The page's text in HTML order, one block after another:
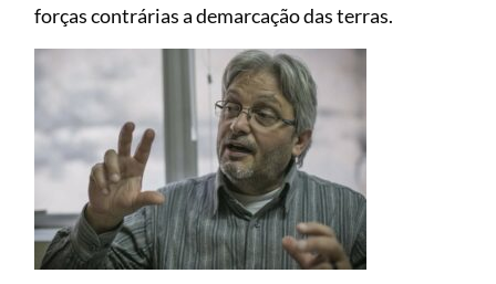
forças contrárias a demarcação das terras.